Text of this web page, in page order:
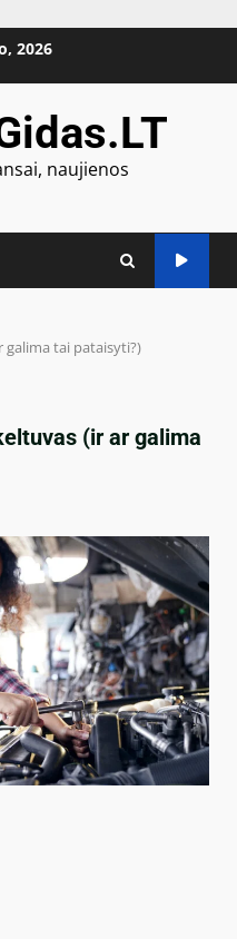
2026
naujienos
galima tai pataisyti?)
(ir ar galima